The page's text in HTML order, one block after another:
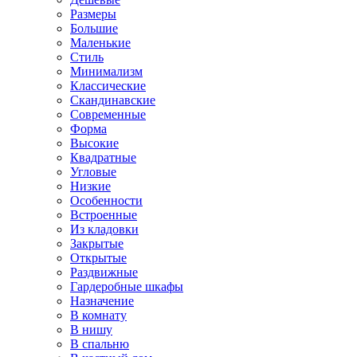
Размеры
Большие
Маленькие
Стиль
Минимализм
Классические
Скандинавские
Современные
Форма
Высокие
Квадратные
Угловые
Низкие
Особенности
Встроенные
Из кладовки
Закрытые
Открытые
Раздвижные
Гардеробные шкафы
Назначение
В комнату
В нишу
В спальню